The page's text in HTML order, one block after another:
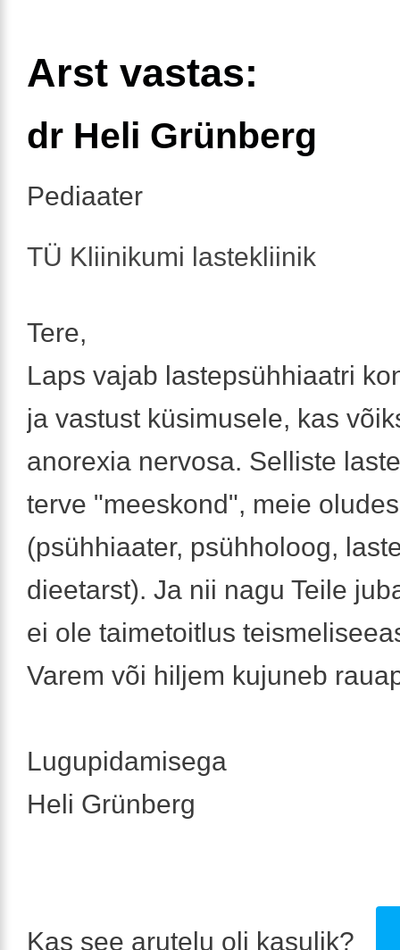
Arst vastas:
dr Heli Grünberg
Pediaater
TÜ Kliinikumi lastekliinik
Tere,
Laps vajab lastepsühhiaatri
ja vastust küsimusele, kas
anorexia nervosa. Selliste
terve "meeskond", meie
(psühhiaater, psühholoog,
dieetarst). Ja nii nagu Teile
ei ole taimetoitlus
Varem või hiljem kujuneb
Lugupidamisega
Heli Grünberg
Kas see arutelu oli kasulik?